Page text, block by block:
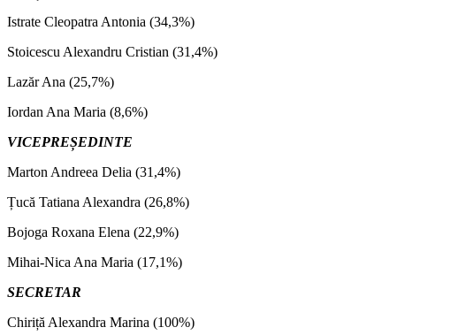
Istrate Cleopatra Antonia (34,3%)
Stoicescu Alexandru Cristian (31,4%)
Lazăr Ana (25,7%)
Iordan Ana Maria (8,6%)
VICEPREȘEDINTE
Marton Andreea Delia (31,4%)
Țucă Tatiana Alexandra (26,8%)
Bojoga Roxana Elena (22,9%)
Mihai-Nica Ana Maria (17,1%)
SECRETAR
Chiriță Alexandra Marina (100%)